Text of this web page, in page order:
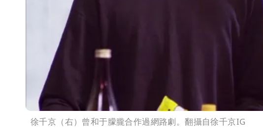
徐千京（右）曾和于朦朧合作過網路劇。翻攝自徐千京IG